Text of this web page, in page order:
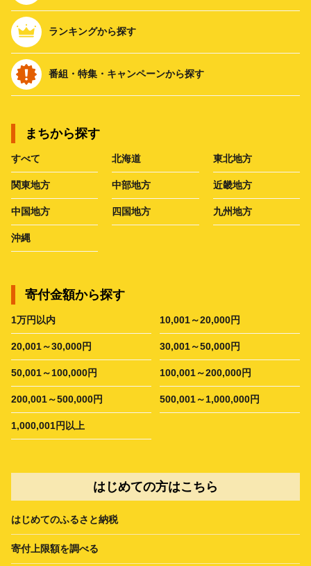
ランキングから探す
番組・特集・キャンペーンから探す
まちから探す
すべて 北海道 東北地方
関東地方 中部地方 近畿地方
中国地方 四国地方 九州地方
沖縄
寄付金額から探す
1万円以内 10,001～20,000円
20,001～30,000円 30,001～50,000円
50,001～100,000円 100,001～200,000円
200,001～500,000円 500,001～1,000,000円
1,000,001円以上
はじめての方はこちら
はじめてのふるさと納税
寄付上限額を調べる